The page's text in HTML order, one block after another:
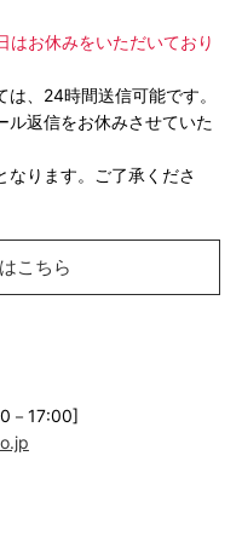
お休みをいただいており
、24時間送信可能です。
ル返信をお休みさせていた
なります。ご了承くださ
こちら
－17:00]